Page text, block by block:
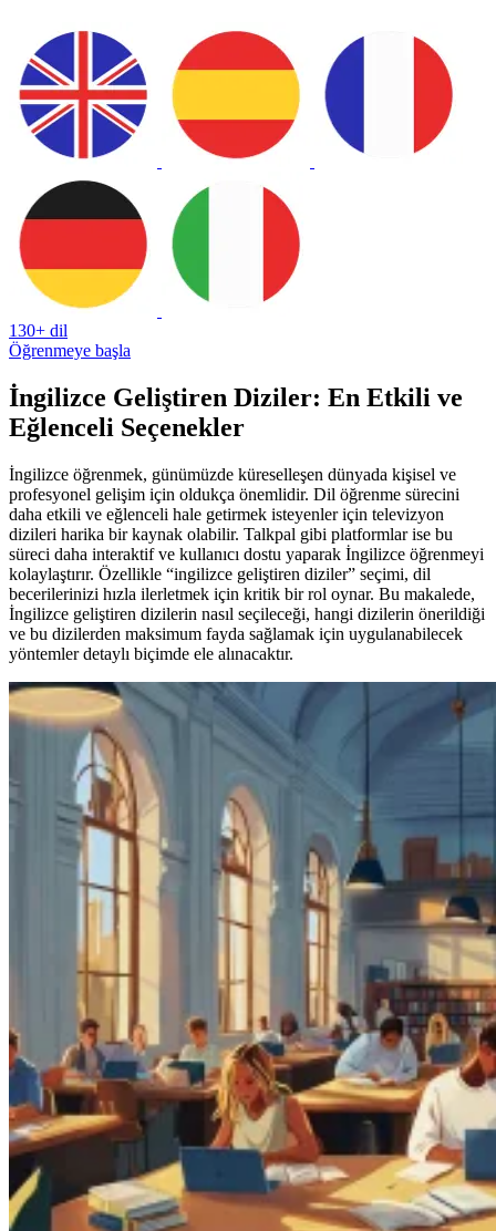
130+ dil
Öğrenmeye başla
İngilizce Geliştiren Diziler: En Etkili ve
Eğlenceli Seçenekler
İngilizce öğrenmek, günümüzde küreselleşen dünyada kişisel ve
profesyonel gelişim için oldukça önemlidir. Dil öğrenme sürecini
daha etkili ve eğlenceli hale getirmek isteyenler için televizyon
dizileri harika bir kaynak olabilir. Talkpal gibi platformlar ise bu
süreci daha interaktif ve kullanıcı dostu yaparak İngilizce öğrenmeyi
kolaylaştırır. Özellikle “ingilizce geliştiren diziler” seçimi, dil
becerilerinizi hızla ilerletmek için kritik bir rol oynar. Bu makalede,
İngilizce geliştiren dizilerin nasıl seçileceği, hangi dizilerin önerildiği
ve bu dizilerden maksimum fayda sağlamak için uygulanabilecek
yöntemler detaylı biçimde ele alınacaktır.